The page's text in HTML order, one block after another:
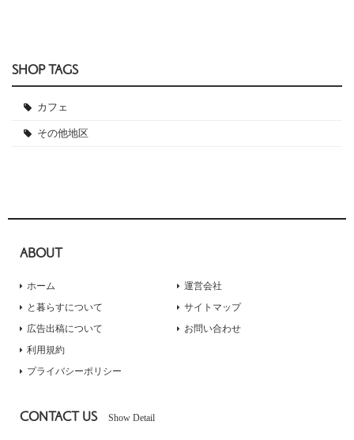
SHOP TAGS
カフェ
その他地区
ABOUT
ホーム
と暮らすについて
広告出稿について
運営会社
サイトマップ
お問い合わせ
利用規約
プライバシーポリシー
CONTACT US Show Detail